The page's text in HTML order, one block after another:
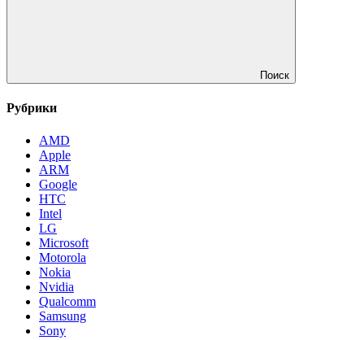
Поиск
Рубрики
AMD
Apple
ARM
Google
HTC
Intel
LG
Microsoft
Motorola
Nokia
Nvidia
Qualcomm
Samsung
Sony